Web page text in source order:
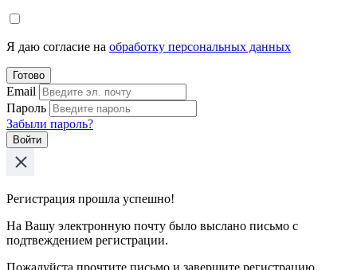
Я даю согласие на обработку персональных данных
Готово
Email
Пароль
Забыли пароль?
Войти
Регистрация прошла успешно!
На Вашу электронную почту было выслано письмо с
подтвеждением регистрации.